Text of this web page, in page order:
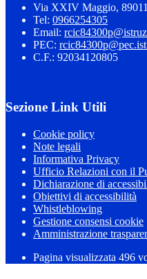
Via XXIV Maggio,
Tel: 0966254305
Email:
PEC:
C.F.: 92034120805
Sezione Link Utili
Cookie policy
Note legali
Informativa Privacy
Ufficio Relazioni con il
Dichiarazione di
Obiettivi di accessibilità
Whistleblowing
Gestione consensi cookie
Amministrazione
Pagina visualizzata 496